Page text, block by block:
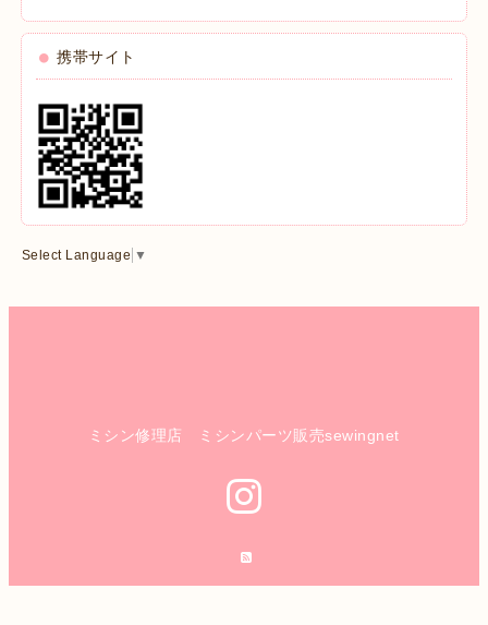
携帯サイト
Select Language ▼
ミシン修理店 ミシンパーツ販売sewingnet